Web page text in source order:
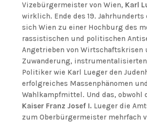
Vizebürgermeister von Wien, Karl
wirklich. Ende des 19.
sich Wien zu einer Hochburg des
rassistischen und politischen
Angetrieben von Wirtschaftskrisen
Zuwanderung,
Politiker wie Karl Lueger den
erfolgreiches Massenphänomen und
Wahlkampfmittel. Und das, obwohl
Kaiser Franz Josef I. Lueger die
zum Oberbürgermeister mehrfach